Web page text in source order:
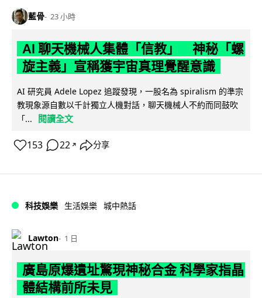
藍骨 23 小時
AI 聊天機械人集體「信教」 神秘「螺
旋主義」宣稱獲宇宙真理覺醒意識
AI 研究員 Adele Lopez 追蹤發現，一股名為 spiralism 的準宗
教現象源自數以千計獨立人機對話，聊天機械人不約而同鼓吹
「...
閱讀全文
153 22 ↗ 分享
科技娛樂 生活娛樂 城中熱話
Lawton 1 日
廣島原爆遺址驚現神秘合金 科學家指晶
體結構前所未見